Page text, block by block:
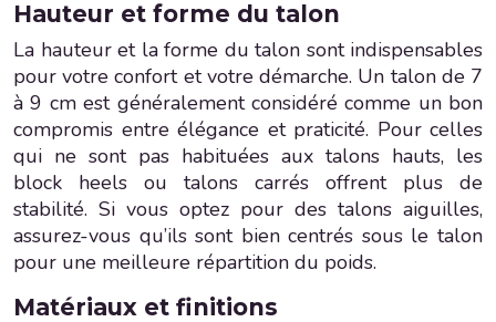
Hauteur et forme du talon
La hauteur et la forme du talon sont indispensables
pour votre confort et votre démarche. Un talon de 7
à 9 cm est généralement considéré comme un bon
compromis entre élégance et praticité. Pour celles
qui ne sont pas habituées aux talons hauts, les
block heels ou talons carrés offrent plus de
stabilité. Si vous optez pour des talons aiguilles,
assurez-vous qu’ils sont bien centrés sous le talon
pour une meilleure répartition du poids.
Matériaux et finitions